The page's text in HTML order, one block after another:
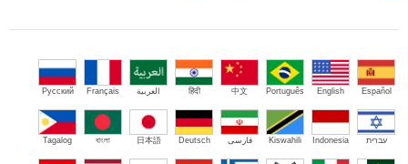
Español
English
Português
中文
हिंदी العربية Français
Русский
עברית Indonesia
Kiswahili فارسی Deutsch
日本語
বাংলা
Tagalog